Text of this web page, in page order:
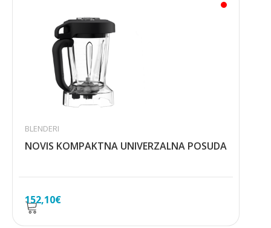
152,10€
BLENDERI
NOVIS KOMPAKTNA UNIVERZALNA POSUDA